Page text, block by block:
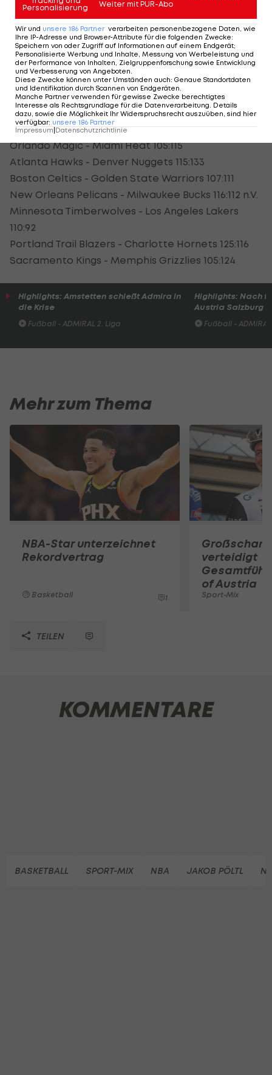
Eine Negativserie beendet haben indes die
Portland Trail Blazers. Das 125:116 gegen die
Charlotte Hornets ist der erste volle Erfolg nach
zuletzt sieben Niederlagen in Folge.
NBA-Ergebnisse vom Freitag:
Utah Jazz -San Antonio Spurs126:128
Orlando Magic - Miami Heat 105:115
Atlanta Hawks - Denver Nuggets 115:133
Boston Celtics - Golden State Warriors 107:111
New Orleans Pelicans - Milwaukee Bucks 116:112 n.V.
Minnesota Timberwolves - Los Angeles Lakers
110:92
Portland Trail Blazers - Charlotte Hornets 125:116
Sacramento Kings - Memphis Grizzlies 105:124
Highlights: Amstetten schießt Admira in
die Krise
Fußball - ADMIRAL 2. Liga
Highlights: Nach
Austria Salzburg
Fußball -
Mehr zum Thema
NBA-Star unterzeichnet
Rekordvertrag
Basketball 1
verteidigt
of Austria
Sport-Mix
TEILEN
KOMMENTARE
BASKETBALL SPORT-MIX NBA JAKOB PÖLTL
Personalisierung
Weiter mit PUR-Abo
Wir und unsere 186 Partner verarbeiten personenbezogene Daten, wie
Ihre IP-Adresse und Browser-Attribute für die folgenden Zwecke:
Speichern von oder Zugriff auf Informationen auf einem Endgerät;
Personalisierte Werbung und Inhalte, Messung von Werbeleistung und
der Performance von Inhalten, Zielgruppenforschung sowie Entwicklung
und Verbesserung von Angeboten
Diese Zwecke können unter Umständen auch: Genaue Standortdaten
und Identifikation durch Scannen von Endgeräten
Manche Partner verwenden für gewisse Zwecke berechtigtes
Interesse als Rechtsgrundlage für die Datenverarbeitung. Details
dazu, sowie die Möglichkeit Ihr Widerspruchsrecht auszuüben, sind hier
verfügbar: unsere 186 Partner
Impressum|Datenschutzrichtlinie